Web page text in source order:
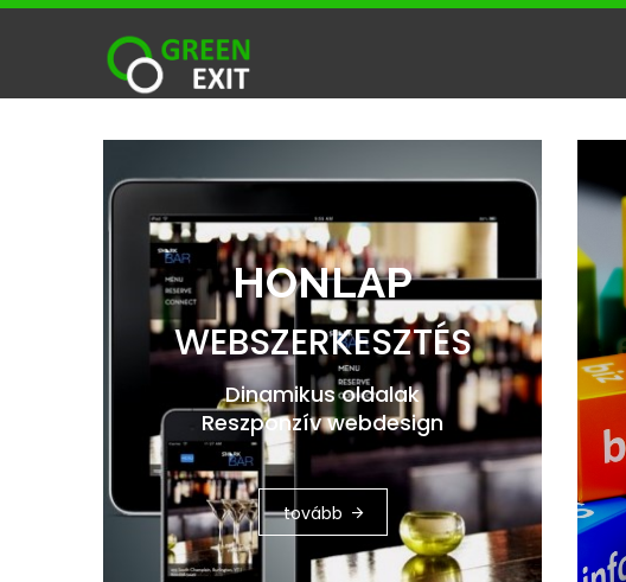
HONLAP
WEBSZERKESZTÉS
Dinamikus oldalak
Reszponzív webdesign
tovább